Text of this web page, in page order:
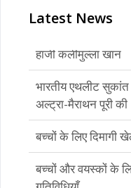
Latest News
भारतीय एथलीट
अल्ट्रा-मैराथन पूरी की
बच्चों के लिए
बच्चों और वयस्कों के
गतिविधियाँ